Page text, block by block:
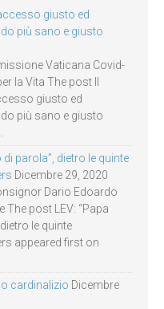
giusto ed
più sano e giusto
Vaticana Covid-
la Vita The post Il
giusto ed
più sano e giusto
di parola”, dietro le quinte
Dicembre 29, 2020
Dario Edoardo
post LEV: “Papa
le quinte
appeared first on
cardinalizio Dicembre